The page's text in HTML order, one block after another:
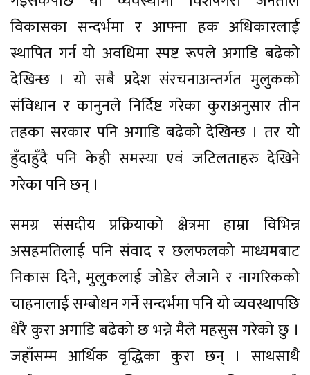
विकासका सन्दर्भमा र आफ्ना हक अधिकारलाई
स्थापित गर्न यो अवधिमा स्पष्ट रूपले अगाडि बढेको
देखिन्छ । यो सबै प्रदेश संरचनाअन्तर्गत मुलुकको
संविधान र कानुनले निर्दिष्ट गरेका कुराअनुसार तीन
तहका सरकार पनि अगाडि बढेको देखिन्छ । तर यो
हुँदाहुँदै पनि केही समस्या एवं जटिलताहरु देखिने
गरेका पनि छन् ।
समग्र संसदीय प्रक्रियाको क्षेत्रमा हाम्रा विभिन्न
असहमतिलाई पनि संवाद र छलफलको माध्यमबाट
निकास दिने, मुलुकलाई जोडेर लैजाने र नागरिकको
चाहनालाई सम्बोधन गर्ने सन्दर्भमा पनि यो व्यवस्थापछि
धेरै कुरा अगाडि बढेको छ भन्ने मैले महसुस गरेको छु ।
जहाँसम्म आर्थिक वृद्धिका कुरा छन् । साथसाथै